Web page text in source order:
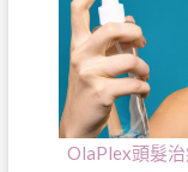
OlaPlex頭髮